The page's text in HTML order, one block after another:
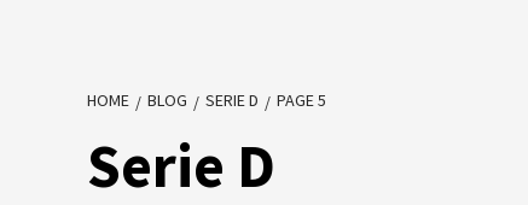
HOME BLOG SERIE D PAGE 5
Serie D